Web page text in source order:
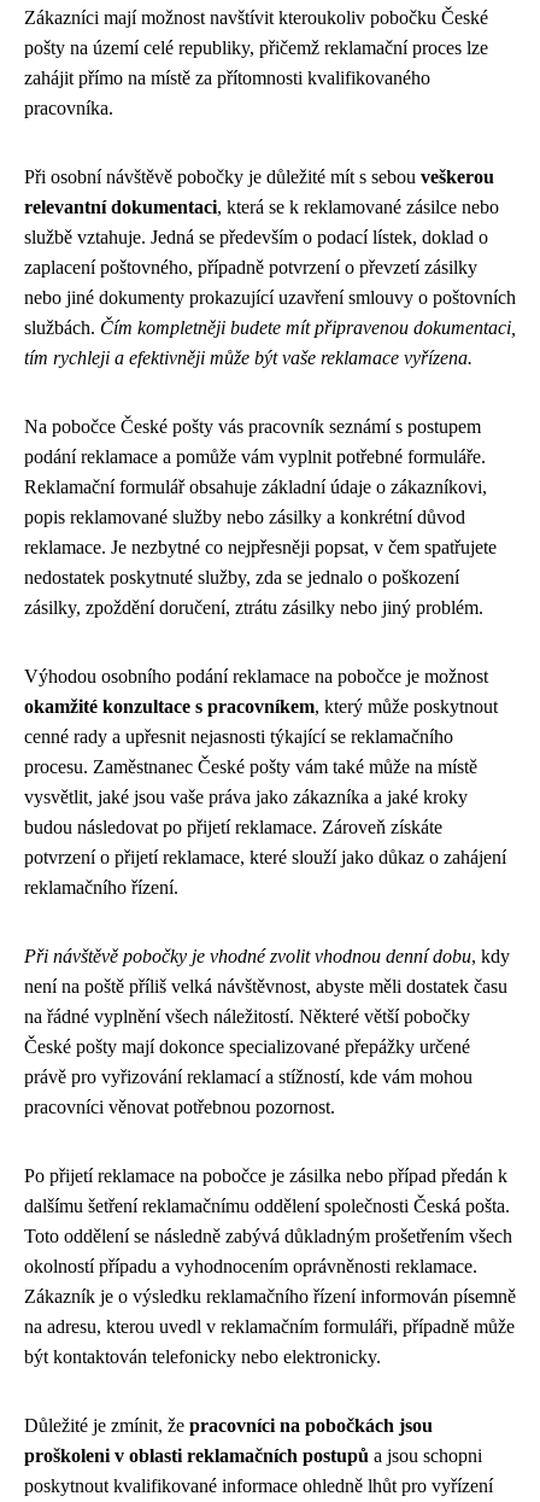
Zákazníci mají možnost navštívit kteroukoliv pobočku České
pošty na území celé republiky, přičemž reklamační proces lze
zahájit přímo na místě za přítomnosti kvalifikovaného
pracovníka.
Při osobní návštěvě pobočky je důležité mít s sebou veškerou
relevantní dokumentaci, která se k reklamované zásilce nebo
službě vztahuje. Jedná se především o podací lístek, doklad o
zaplacení poštovného, případně potvrzení o převzetí zásilky
nebo jiné dokumenty prokazující uzavření smlouvy o poštovních
službách. Čím kompletněji budete mít připravenou dokumentaci,
tím rychleji a efektivněji může být vaše reklamace vyřízena.
Na pobočce České pošty vás pracovník seznámí s postupem
podání reklamace a pomůže vám vyplnit potřebné formuláře.
Reklamační formulář obsahuje základní údaje o zákazníkovi,
popis reklamované služby nebo zásilky a konkrétní důvod
reklamace. Je nezbytné co nejpřesněji popsat, v čem spatřujete
nedostatek poskytnuté služby, zda se jednalo o poškození
zásilky, zpoždění doručení, ztrátu zásilky nebo jiný problém.
Výhodou osobního podání reklamace na pobočce je možnost
okamžité konzultace s pracovníkem, který může poskytnout
cenné rady a upřesnit nejasnosti týkající se reklamačního
procesu. Zaměstnanec České pošty vám také může na místě
vysvětlit, jaké jsou vaše práva jako zákazníka a jaké kroky
budou následovat po přijetí reklamace. Zároveň získáte
potvrzení o přijetí reklamace, které slouží jako důkaz o zahájení
reklamačního řízení.
Při návštěvě pobočky je vhodné zvolit vhodnou denní dobu, kdy
není na poště příliš velká návštěvnost, abyste měli dostatek času
na řádné vyplnění všech náležitostí. Některé větší pobočky
České pošty mají dokonce specializované přepážky určené
právě pro vyřizování reklamací a stížností, kde vám mohou
pracovníci věnovat potřebnou pozornost.
Po přijetí reklamace na pobočce je zásilka nebo případ předán k
dalšímu šetření reklamačnímu oddělení společnosti Česká pošta.
Toto oddělení se následně zabývá důkladným prošetřením všech
okolností případu a vyhodnocením oprávněnosti reklamace.
Zákazník je o výsledku reklamačního řízení informován písemně
na adresu, kterou uvedl v reklamačním formuláři, případně může
být kontaktován telefonicky nebo elektronicky.
Důležité je zmínit, že pracovníci na pobočkách jsou
proškoleni v oblasti reklamačních postupů a jsou schopni
poskytnout kvalifikované informace ohledně lhůt pro vyřízení